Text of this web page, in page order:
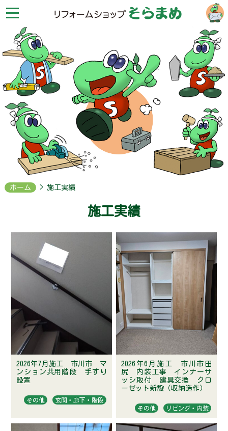
フ
シ
プ
そ
ま
HOME
せ
ク
施
実
様
ホーム > 施工実績
施工実績
2026年7月施工 市川市 マ
ンション共用階段 手すり
設置
その他 玄関・廊下・階段
2026年6月施工 市川市田
尻 内装工事 インナーサ
ッシ取付 建具交換 クロ
ーゼット新設（収納造作）
その他 リビング・内装